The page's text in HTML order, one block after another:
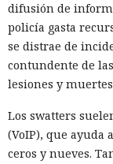
que, antes de
setup.mjs. Ese
alternativo de
principal
alto un runtime
La carga principal
difusión de
policía gasta
se distrae de
contundente de
lesiones y
Los swatters
(VoIP), que
ceros y nueves.